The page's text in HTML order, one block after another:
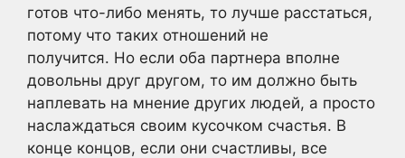
готов что-либо менять, то лучше расстаться,
потому что таких отношений не
получится. Но если оба партнера вполне
довольны друг другом, то им должно быть
наплевать на мнение других людей, а просто
наслаждаться своим кусочком счастья. В
конце концов, если они счастливы, все